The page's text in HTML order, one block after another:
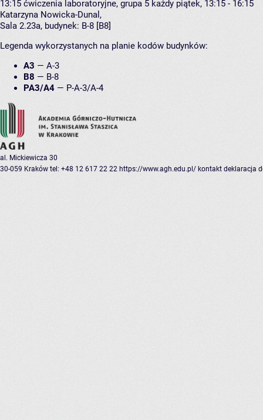
13:15 ćwiczenia laboratoryjne, grupa 5 każdy piątek, 13:15 - 16:15
Katarzyna Nowicka-Dunal ,
Sala 2.23a, budynek: B-8 [B8]
Legenda wykorzystanych na planie kodów budynków:
A3 — A-3
B8 — B-8
PA3/A4 — P-A-3/A-4
al. Mickiewicza 30
30-059 Kraków tel: +48 12 617 22 22 https://www.agh.edu.pl/ kontakt deklaracja